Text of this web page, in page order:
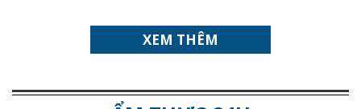
XEM THÊM